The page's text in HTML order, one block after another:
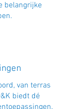
belangrijke
van terras
biedt dé